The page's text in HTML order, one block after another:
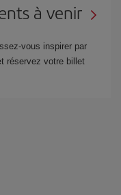
à venir
vous inspirer par
réservez votre billet